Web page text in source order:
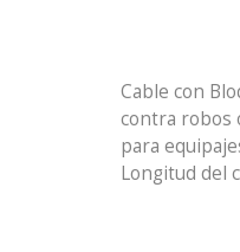
Cable con
contra robos
para
Longitud del